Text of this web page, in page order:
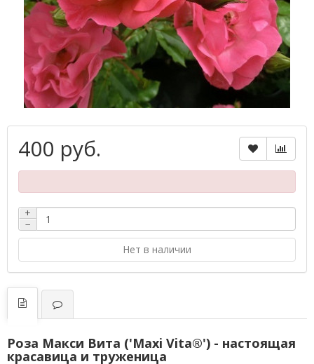
400 руб.
+
−
Нет в наличии
Роза Макси Вита ('Maxi Vita®') - настоящая
красавица и труженица